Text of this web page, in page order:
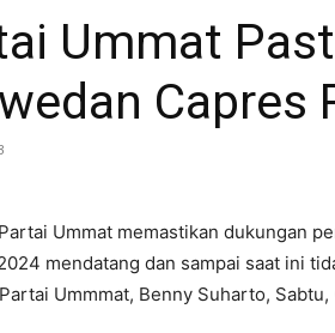
Ummat
Capres
Ummat memastikan dukungan
mendatang dan sampai saat ini
Ummmat, Benny Suharto,